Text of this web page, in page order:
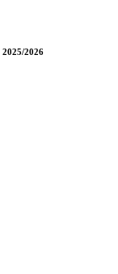
2025/2026